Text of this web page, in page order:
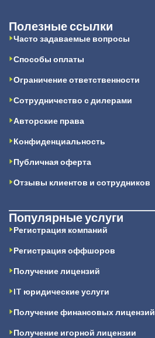
Полезные ссылки
Часто задаваемые вопросы
Способы оплаты
Ограничение ответственности
Сотрудничество с дилерами
Авторские права
Конфиденциальность
Публичная оферта
Отзывы клиентов и сотрудников
Популярные услуги
Регистрация компаний
Регистрация оффшоров
Получение лицензий
IT юридические услуги
Получение финансовых лицензий
Получение игорной лицензии